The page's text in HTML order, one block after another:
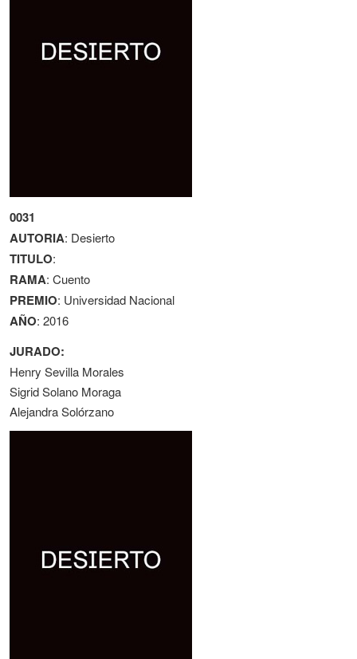
0031
AUTORIA: Desierto
TITULO:
RAMA: Cuento
PREMIO: Universidad Nacional
AÑO: 2016
JURADO:
Henry Sevilla Morales
Sigrid Solano Moraga
Alejandra Solórzano